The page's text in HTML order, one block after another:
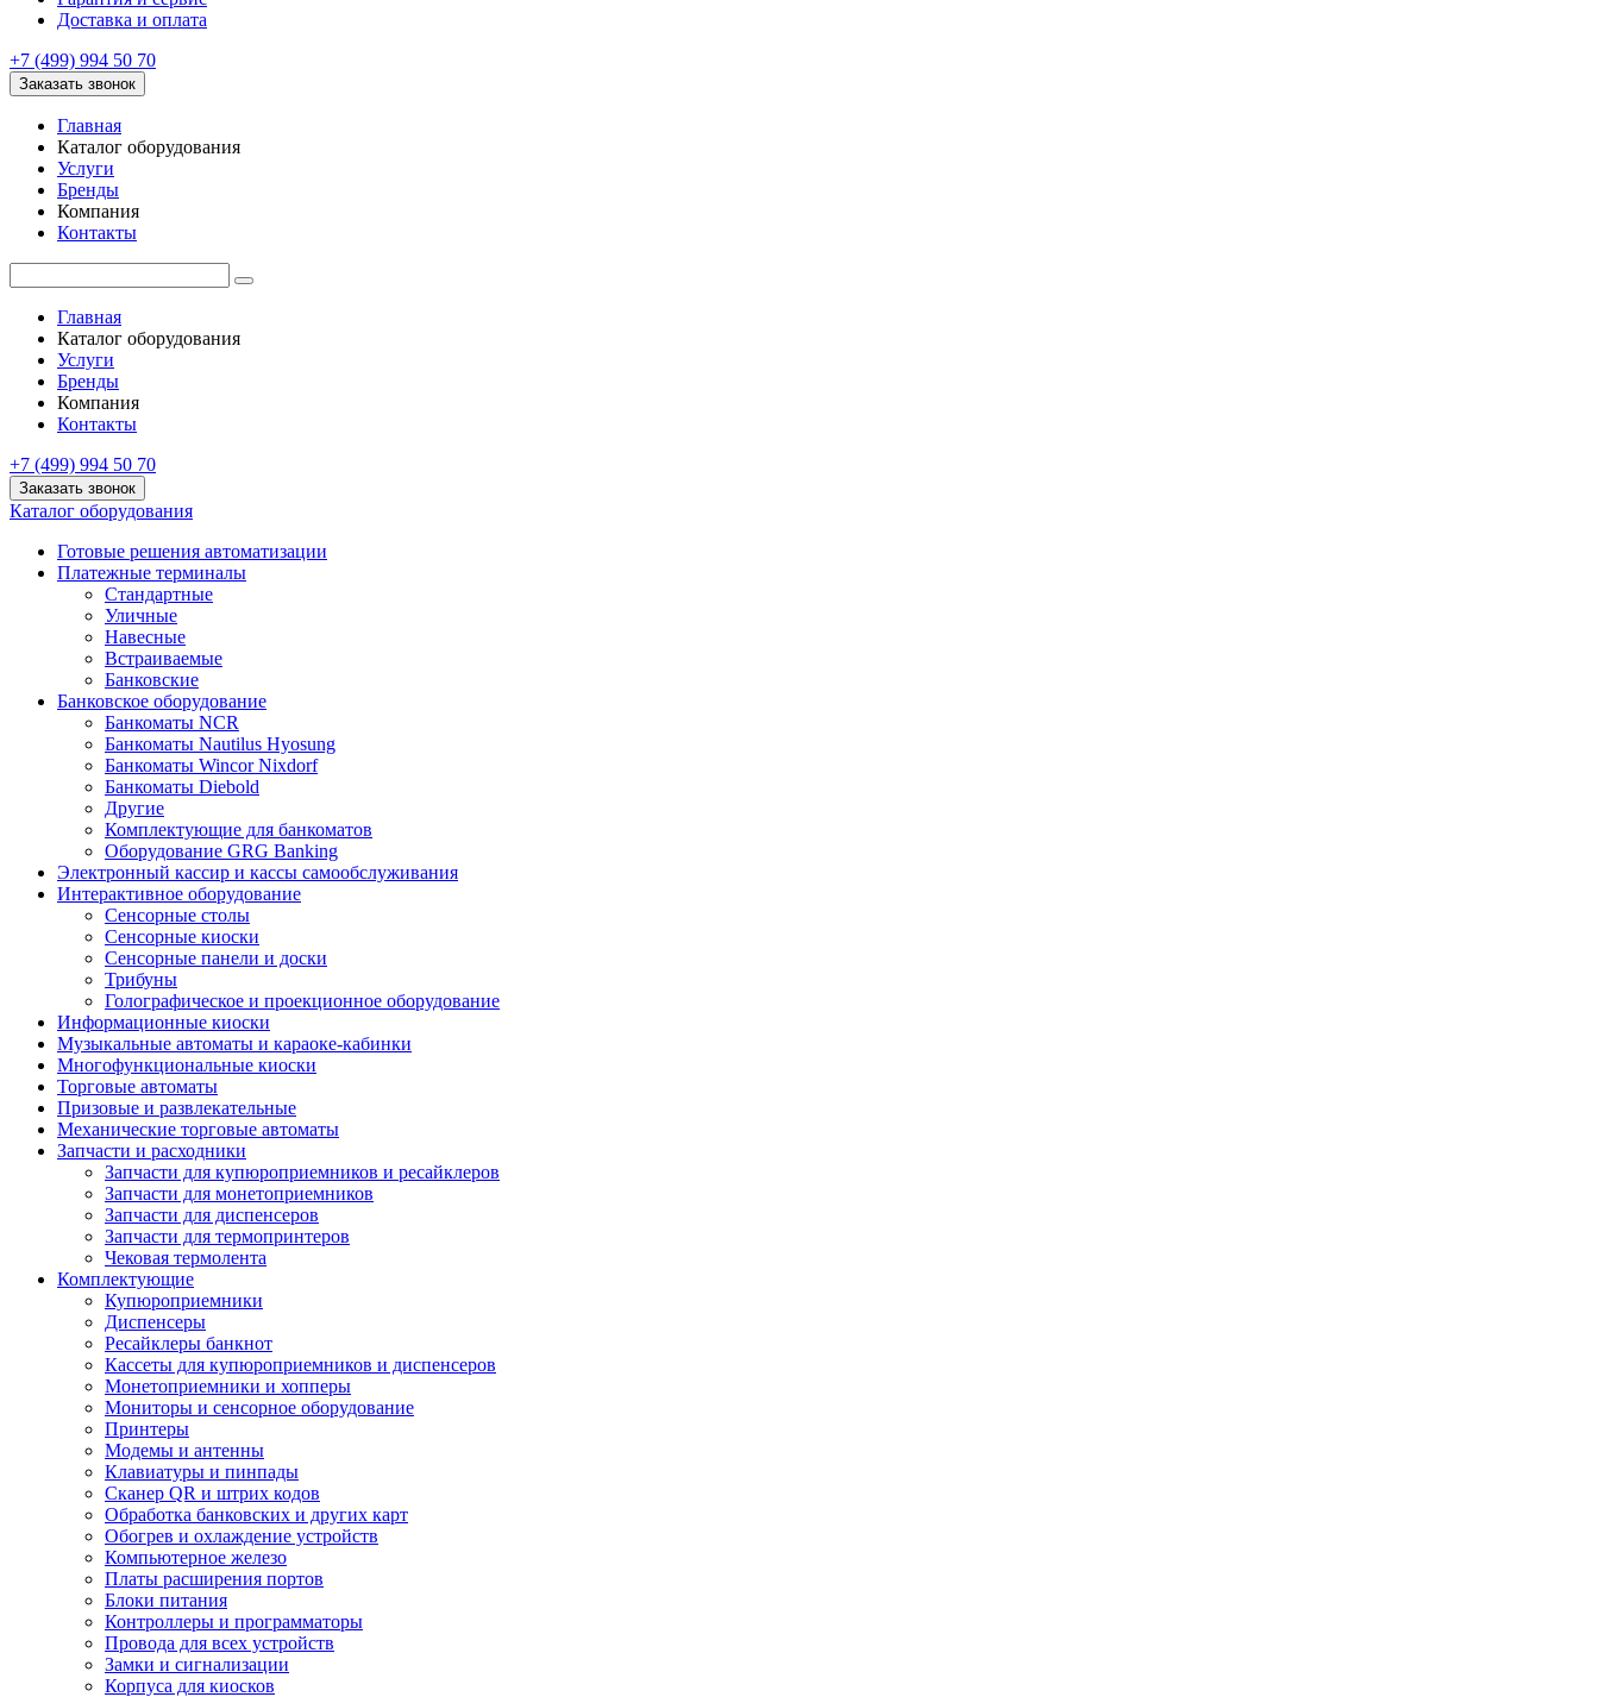
Доставка и оплата
+7 (499) 994 50 70
Заказать звонок
Главная
Каталог оборудования
Услуги
Бренды
Компания
Контакты
Главная
Каталог оборудования
Услуги
Бренды
Компания
Контакты
+7 (499) 994 50 70
Заказать звонок
Каталог оборудования
Готовые решения автоматизации
Платежные терминалы
Стандартные
Уличные
Навесные
Встраиваемые
Банковские
Банковское оборудование
Банкоматы NCR
Банкоматы Nautilus Hyosung
Банкоматы Wincor Nixdorf
Банкоматы Diebold
Другие
Комплектующие для банкоматов
Оборудование GRG Banking
Электронный кассир и кассы самообслуживания
Интерактивное оборудование
Сенсорные столы
Сенсорные киоски
Сенсорные панели и доски
Трибуны
Голографическое и проекционное оборудование
Информационные киоски
Музыкальные автоматы и караоке-кабинки
Многофункциональные киоски
Торговые автоматы
Призовые и развлекательные
Механические торговые автоматы
Запчасти и расходники
Запчасти для купюроприемников и ресайклеров
Запчасти для монетоприемников
Запчасти для диспенсеров
Запчасти для термопринтеров
Чековая термолента
Комплектующие
Купюроприемники
Диспенсеры
Ресайклеры банкнот
Кассеты для купюроприемников и диспенсеров
Монетоприемники и хопперы
Мониторы и сенсорное оборудование
Принтеры
Модемы и антенны
Клавиатуры и пинпады
Сканер QR и штрих кодов
Обработка банковских и других карт
Обогрев и охлаждение устройств
Компьютерное железо
Платы расширения портов
Блоки питания
Контроллеры и программаторы
Провода для всех устройств
Замки и сигнализации
Корпуса для киосков